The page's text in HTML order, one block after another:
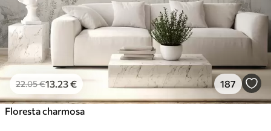
22.05€13 .23€ 187
Floresta charmosa